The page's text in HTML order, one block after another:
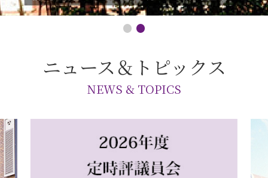
ニュース＆トピックス
NEWS & TOPICS